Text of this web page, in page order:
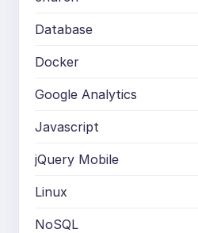
Database
Docker
Google Analytics
Javascript
jQuery Mobile
Linux
NoSQL